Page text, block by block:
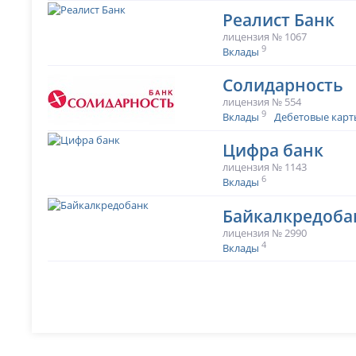
Реалист Банк
лицензия № 1067
Вклады 9
Солидарность
лицензия № 554
Вклады 9 Дебетовые
Цифра банк
лицензия № 1143
Вклады 6
лицензия № 2990
Вклады 4